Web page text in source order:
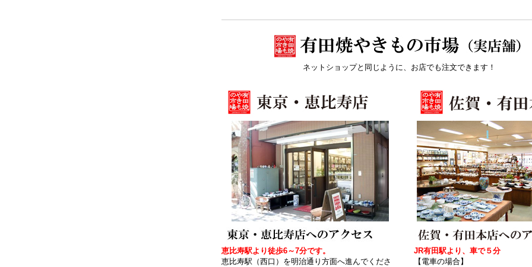
ネットショップと同じように、お店でも注文できます！
恵比寿駅より徒歩6～7分です。
恵比寿駅（西口）を明治通り方面へ進んでくださ
JR有田駅より、車で５分
【電車の場合】